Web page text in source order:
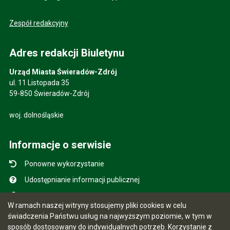
W ramach naszej witryny stosujemy pliki cookies w celu
świadczenia Państwu usług na najwyższym poziomie, w tym w
sposób dostosowany do indywidualnych potrzeb. Korzystanie z
Zespół redakcyjny
Adres redakcji Biuletynu
Urząd Miasta Świeradów-Zdrój
ul. 11 Listopada 35
59-850 Świeradów-Zdrój
woj. dolnośląskie
Informacje o serwisie
Ponowne wykorzystanie
Udostępnianie informacji publicznej
Instrukcja obsługi
Statystyki oglądalności